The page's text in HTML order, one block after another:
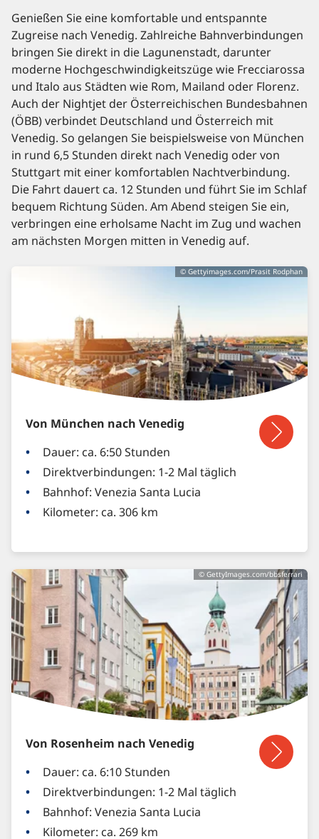
Genießen Sie eine komfortable und entspannte
Zugreise nach Venedig. Zahlreiche Bahnverbindungen
bringen Sie direkt in die Lagunenstadt, darunter
moderne Hochgeschwindigkeitszüge wie Frecciarossa
und Italo aus Städten wie Rom, Mailand oder Florenz.
Auch der Nightjet der Österreichischen Bundesbahnen
(ÖBB) verbindet Deutschland und Österreich mit
Venedig. So gelangen Sie beispielsweise von München
in rund 6,5 Stunden direkt nach Venedig oder von
Stuttgart mit einer komfortablen Nachtverbindung.
Die Fahrt dauert ca. 12 Stunden und führt Sie im Schlaf
bequem Richtung Süden. Am Abend steigen Sie ein,
verbringen eine erholsame Nacht im Zug und wachen
am nächsten Morgen mitten in Venedig auf.
© Gettyimages.com/Prasit Rodphan
Von München nach Venedig
Dauer: ca. 6:50 Stunden
Direktverbindungen: 1-2 Mal täglich
Bahnhof: Venezia Santa Lucia
Kilometer: ca. 306 km
© GettyImages.com/bbsferrari
Von Rosenheim nach Venedig
Dauer: ca. 6:10 Stunden
Direktverbindungen: 1-2 Mal täglich
Bahnhof: Venezia Santa Lucia
Kilometer: ca. 269 km